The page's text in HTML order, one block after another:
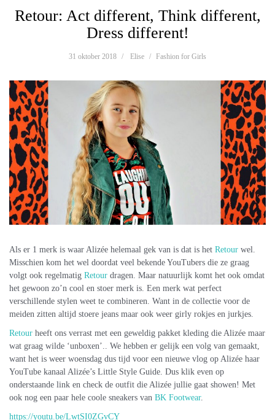
Retour: Act different, Think different,
Dress different!
31 oktober 2018 Elise Fashion for Girls
Als er 1 merk is waar Alizée helemaal gek van is dat is het Retour wel.
Misschien kom het wel doordat veel bekende YouTubers die ze graag
volgt ook regelmatig Retour dragen. Maar natuurlijk komt het ook omdat
het gewoon zo’n cool en stoer merk is. Een merk wat perfect
verschillende stylen weet te combineren. Want in de collectie voor de
meiden zitten altijd stoere jeans maar ook weer girly rokjes en jurkjes.
Retour heeft ons verrast met een geweldig pakket kleding die Alizée maar
wat graag wilde ‘unboxen’.. We hebben er gelijk een volg van gemaakt,
want het is weer woensdag dus tijd voor een nieuwe vlog op Alizée haar
YouTube kanaal Alizée’s Little Style Guide. Dus klik even op
onderstaande link en check de outfit die Alizée jullie gaat showen! Met
ook nog een paar hele coole sneakers van BK Footwear.
https://youtu.be/LwtSI0ZGvCY